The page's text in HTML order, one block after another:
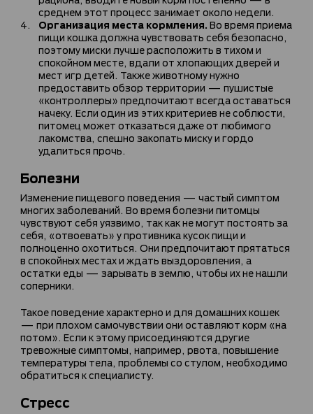
среднем этот процесс занимает около недели.
Организация места кормления. Во время приема
пищи кошка должна чувствовать себя безопасно,
поэтому миски лучше расположить в тихом и
спокойном месте, вдали от хлопающих дверей и
мест игр детей. Также животному нужно
предоставить обзор территории — пушистые
«контроллеры» предпочитают всегда оставаться
начеку. Если один из этих критериев не соблюсти,
питомец может отказаться даже от любимого
лакомства, спешно закопать миску и гордо
удалиться прочь.
Болезни
Изменение пищевого поведения — частый симптом
многих заболеваний. Во время болезни питомцы
чувствуют себя уязвимо, так как не могут постоять за
себя, «отвоевать» у противника кусок пищи и
полноценно охотиться. Они предпочитают прятаться
в спокойных местах и ждать выздоровления, а
остатки еды — зарывать в землю, чтобы их не нашли
соперники.
Такое поведение характерно и для домашних кошек
— при плохом самочувствии они оставляют корм «на
потом». Если к этому присоединяются другие
тревожные симптомы, например, рвота, повышение
температуры тела, проблемы со стулом, необходимо
обратиться к специалисту.
Стресс